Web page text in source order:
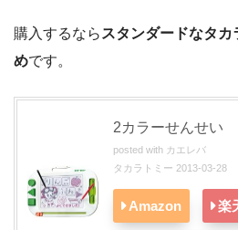
購入するなら スタンダードなタ
めです。
2カラーせんせい
posted with カエレバ
タカラトミー 2013-03-28
Amazon 楽